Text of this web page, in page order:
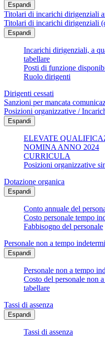
Espandi
Titolari di incarichi dirigenziali
Titolari di incarichi dirigenziali
Espandi
Incarichi dirigenziali, a
tabellare
Posti di funzione
Ruolo dirigenti
Dirigenti cessati
Sanzioni per mancata
Posizioni organizzative /
Espandi
ELEVATE
NOMINA ANNO 2024
CURRICULA
Posizioni organizzative
Dotazione organica
Espandi
Conto annuale del
Costo personale tempo
Fabbisogno del personale
Personale non a tempo
Espandi
Personale non a tempo
Costo del personale non
tabellare
Tassi di assenza
Espandi
Tassi di assenza